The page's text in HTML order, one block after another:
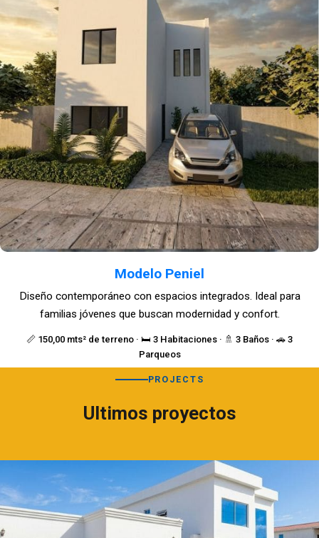
Modelo Peniel
📏 150,00 mts² de terreno · 🛏️ 3 Habitaciones · 🚿 3 Baños · 🚗 3
Parqueos
Diseño contemporáneo con espacios integrados. Ideal para
familias jóvenes que buscan modernidad y confort.
PROJECTS
Ultimos proyectos